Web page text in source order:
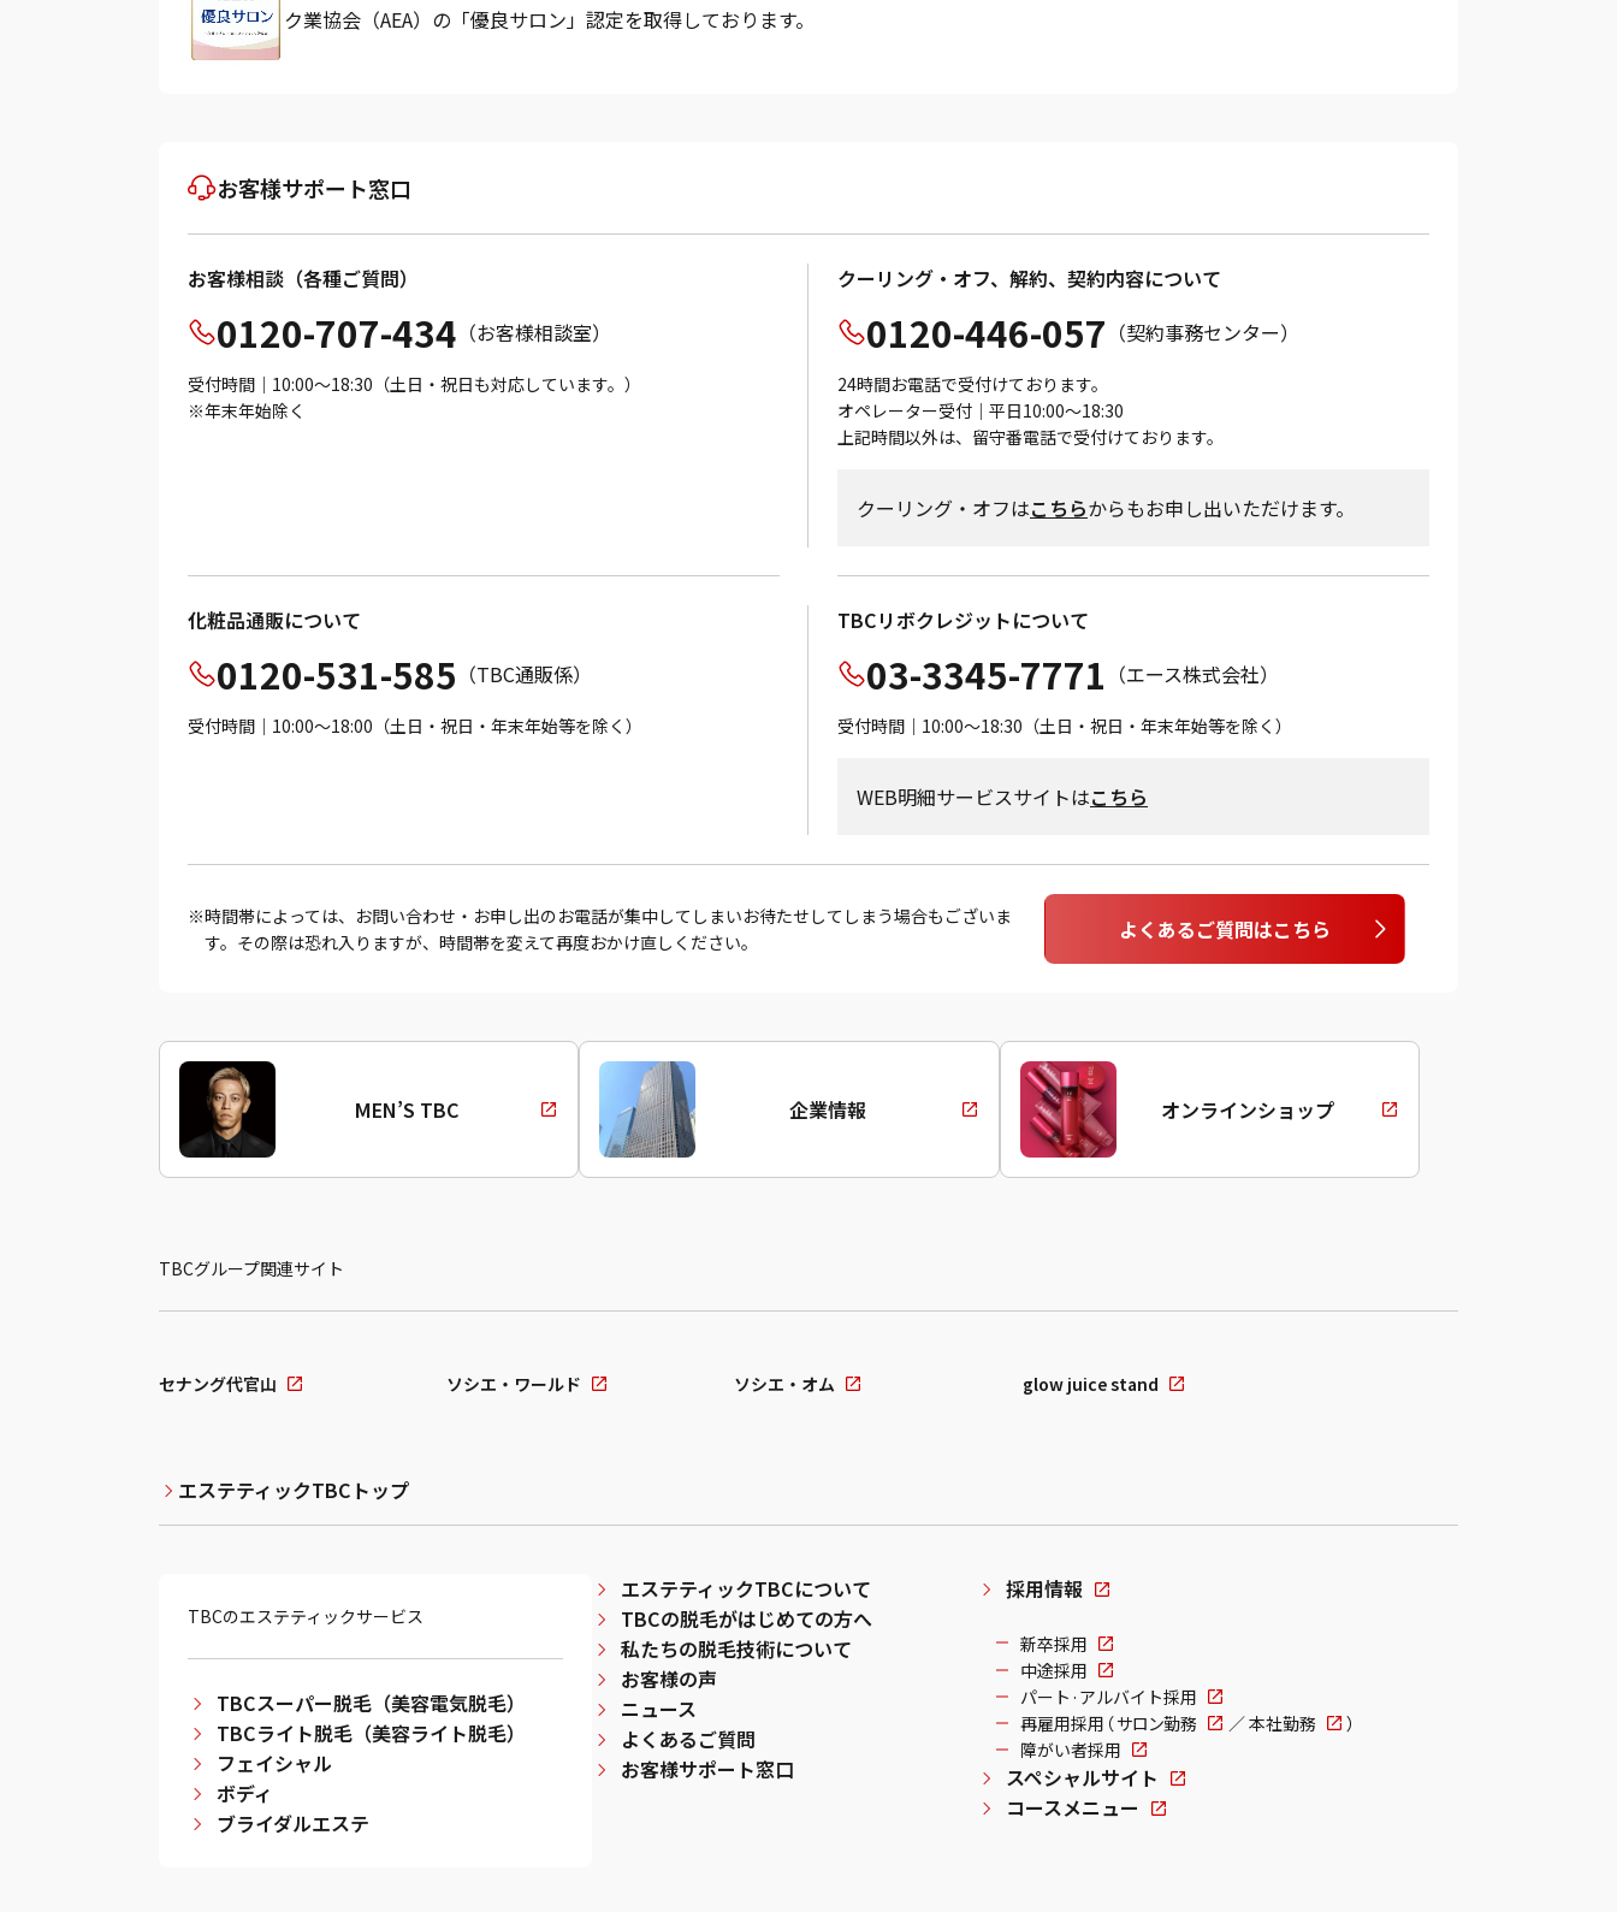
ク業協会（AEA）の「優良サロン」認定を取得しております。
お客様サポート窓口
お客様相談（各種ご質問）
0120-707-434 （お客様相談室）
受付時間｜10:00～18:30（土日・祝日も対応しています。）
※年末年始除く
クーリング・オフ、解約、契約内容について
0120-446-057 （契約事務センター）
24時間お電話で受付けております。
オペレーター受付｜平日10:00～18:30
上記時間以外は、留守番電話で受付けております。
クーリング・オフはこちらからもお申し出いただけます。
化粧品通販について
0120-531-585 （TBC通販係）
受付時間｜10:00～18:00（土日・祝日・年末年始等を除く）
TBCリボクレジットについて
03-3345-7771 （エース株式会社）
受付時間｜10:00～18:30（土日・祝日・年末年始等を除く）
WEB明細サービスサイトはこちら
時間帯によっては、お問い合わせ・お申し出のお電話が集中してしまいお待たせしてしまう場合もございま
す。その際は恐れ入りますが、時間帯を変えて再度おかけ直しください。
よくあるご質問はこちら
MEN’S TBC 企業情報 オンラインショップ
TBCグループ関連サイト
セナング代官山 ソシエ・ワールド ソシエ・オム glow juice stand
エステティックTBCトップ
TBCのエステティックサービス
TBCスーパー脱毛（美容電気脱毛）
TBCライト脱毛（美容ライト脱毛）
フェイシャル
ボディ
ブライダルエステ
エステティックTBCについて
TBCの脱毛がはじめての方へ
私たちの脱毛技術について
お客様の声
ニュース
よくあるご質問
お客様サポート窓口
採用情報
新卒採用
中途採用
パート·アルバイト採用
再雇用採用（ サロン勤務 ／本社勤務
）
障がい者採用
スペシャルサイト
コースメニュー